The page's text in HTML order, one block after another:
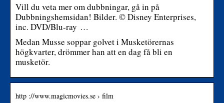
Vill du veta mer om dubbningar, gå in på
Dubbningshemsidan! Bilder. © Disney Enterprises,
inc. DVD/Blu-ray …
Medan Musse soppar golvet i Musketörernas
högkvarter, drömmer han att en dag få bli en
musketör.
http ://www.magicmovies.se › film